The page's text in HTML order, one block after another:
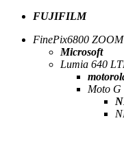
FUJIFILM
FinePix6800 ZOOM
Microsoft
Lumia 640
Moto G